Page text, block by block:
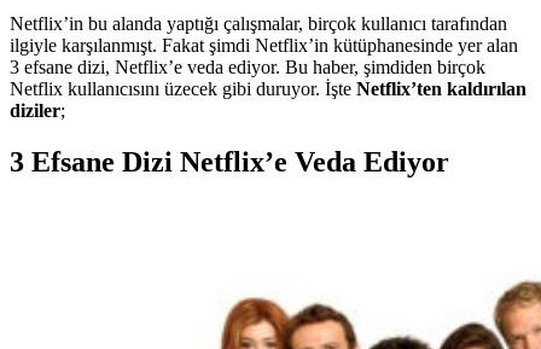
Netflix’in bu alanda yaptığı çalışmalar, birçok kullanıcı tarafından
ilgiyle karşılanmışt. Fakat şimdi Netflix’in kütüphanesinde yer alan
3 efsane dizi, Netflix’e veda ediyor. Bu haber, şimdiden birçok
Netflix kullanıcısını üzecek gibi duruyor. İşte Netflix’ten kaldırılan
diziler;
3 Efsane Dizi Netflix’e Veda Ediyor